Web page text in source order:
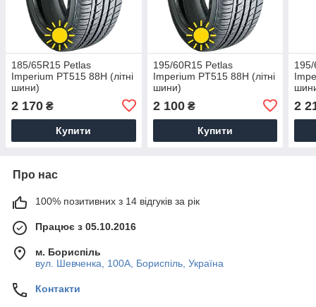
185/65R15 Petlas
Imperium PT515 88H (літні
шини)
2 170 ₴
Купити
195/60R15 Petlas
Imperium PT515 88H (літні
шини)
2 100₴
Купити
2
Про нас
100% позитивних з 14 відгуків за рік
Працює з 05.10.2016
м. Бориспіль
вул. Шевченка, 100А, Бориспіль, Україна
Контакти